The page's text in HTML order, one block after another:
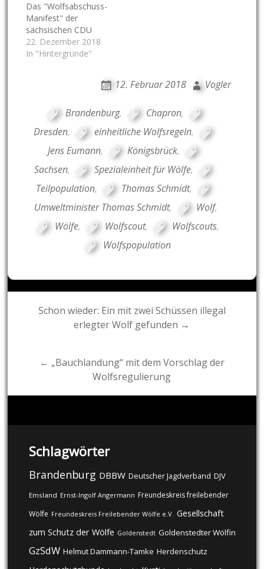
Das "Wolfsabschuss-
Manifest" der
sächsischen CDU
22. Dezember 2018
In "Hintergründe"
12. Februar 2018 Vogler
Brandenburg, Chapron,
Dresden, einheitliche Wolfsregeln,
Jens Eumann, Königsbrück,
Sachsen, Spezialeinheit für Wölfe,
Teilpopulation, Thomas Schmidt,
Umweltminister Thomas Schmidt, Wolf,
Wölfe, Wolfscout, Wolfscouts,
Wolfspopulation
Post
navigation
Schon wieder: Ein mit zwei Schüssen illegal
erlegter Wolf gefunden →
← „Bauchlandung“ mit dem Vorschlag der
Wolfsregulierung
Schlagwörter
Brandenburg DBBW Deutscher Jagdverband DJV
Emsland Ernst-Ingolf Angermann Freundeskreis freilebender
Wölfe Freundeskreis Freilebender Wölfe e.V. Gesellschaft
zum Schutz der Wölfe Goldenstedt Goldenstedter Wölfin
GzSdW Helmut Dammann-Tamke Herdenschutz